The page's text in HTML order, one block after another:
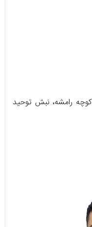
کوچه رامشه، نبش توحید